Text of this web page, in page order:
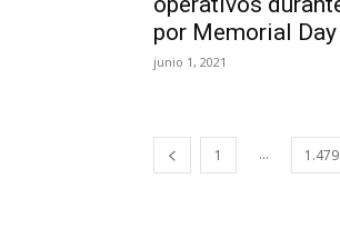
por Memorial Day
junio 1, 2021
1 ... 1.479